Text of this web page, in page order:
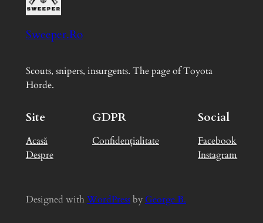
Sweeper.Ro
Scouts, snipers, insurgents. The page of Toyota
Horde.
Site
Acasă
Despre
GDPR
Confidențialitate
Social
Facebook
Instagram
Designed with WordPressby George B.